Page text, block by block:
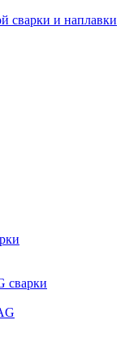
сварки и наплавки
сварки